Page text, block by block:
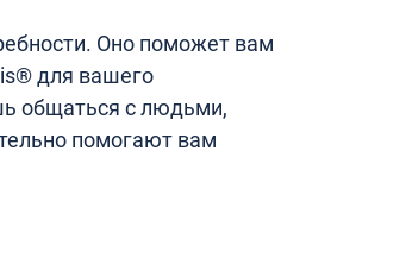
Оно поможет вам
для вашего
общаться с людьми,
помогают вам